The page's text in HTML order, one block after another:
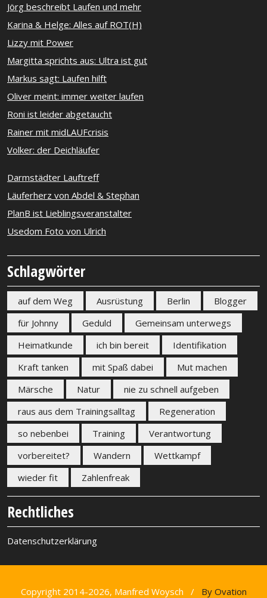
Jörg beschreibt Laufen und mehr
Karina & Helge: Alles auf ROT(H)
Lizzy mit Power
Margitta sprichts aus: Ultra ist gut
Markus sagt: Laufen hilft
Oliver meint: immer weiter laufen
Roni ist leider abgetaucht
Rainer mit midLAUFcrisis
Volker: der Deichläufer
Darmstädter Lauftreff
Läuferherz von Abdel & Stephan
PlanB ist Lieblingsveranstalter
Usedom Foto von Ulrich
Schlagwörter
auf dem Weg Ausrüstung Berlin
Blogger
für Johnny
Geduld
Gemeinsam unterwegs
Heimatkunde
ich bin bereit
Identifikation
Kraft tanken
mit Spaß dabei
Mut machen
Märsche
Natur
nie zu schnell aufgeben
raus aus dem Trainingsalltag
Regeneration
so nebenbei
Training
Verantwortung
vorbereitet?
Wandern
Wettkampf
wieder fit
Zahlenfreak
Rechtliches
Datenschutzerklärung
Copyright 2014-2026, Manfred Woysch / By Ovation